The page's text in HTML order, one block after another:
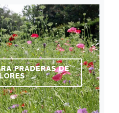
PRADERAS DE